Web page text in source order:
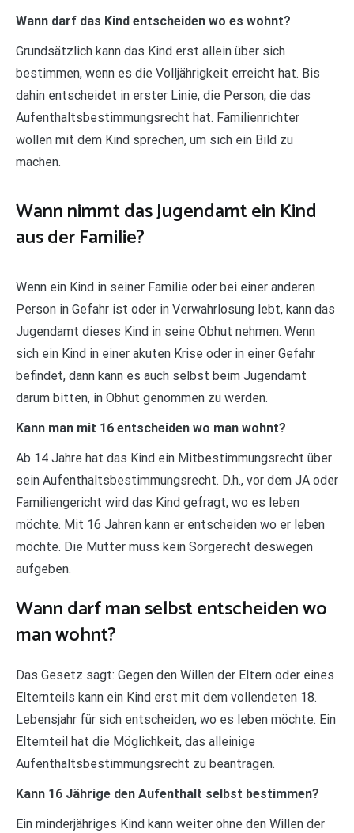
Wann darf das Kind entscheiden wo es wohnt?
Grundsätzlich kann das Kind erst allein über sich
bestimmen, wenn es die Volljährigkeit erreicht hat. Bis
dahin entscheidet in erster Linie, die Person, die das
Aufenthaltsbestimmungsrecht hat. Familienrichter
wollen mit dem Kind sprechen, um sich ein Bild zu
machen.
Wann nimmt das Jugendamt ein Kind
aus der Familie?
Wenn ein Kind in seiner Familie oder bei einer anderen
Person in Gefahr ist oder in Verwahrlosung lebt, kann das
Jugendamt dieses Kind in seine Obhut nehmen. Wenn
sich ein Kind in einer akuten Krise oder in einer Gefahr
befindet, dann kann es auch selbst beim Jugendamt
darum bitten, in Obhut genommen zu werden.
Kann man mit 16 entscheiden wo man wohnt?
Ab 14 Jahre hat das Kind ein Mitbestimmungsrecht über
sein Aufenthaltsbestimmungsrecht. D.h., vor dem JA oder
Familiengericht wird das Kind gefragt, wo es leben
möchte. Mit 16 Jahren kann er entscheiden wo er leben
möchte. Die Mutter muss kein Sorgerecht deswegen
aufgeben.
Wann darf man selbst entscheiden wo
man wohnt?
Das Gesetz sagt: Gegen den Willen der Eltern oder eines
Elternteils kann ein Kind erst mit dem vollendeten 18.
Lebensjahr für sich entscheiden, wo es leben möchte. Ein
Elternteil hat die Möglichkeit, das alleinige
Aufenthaltsbestimmungsrecht zu beantragen.
Kann 16 Jährige den Aufenthalt selbst bestimmen?
Ein minderjähriges Kind kann weiter ohne den Willen der